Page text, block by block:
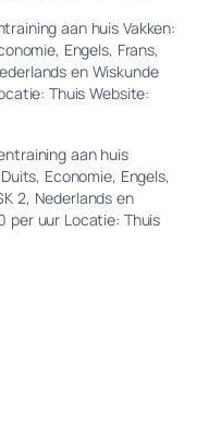
aan huis Vakken:
Engels, Frans,
en Wiskunde
Thuis Website:
aan huis
Economie, Engels,
2, Nederlands en
per uur Locatie: Thuis